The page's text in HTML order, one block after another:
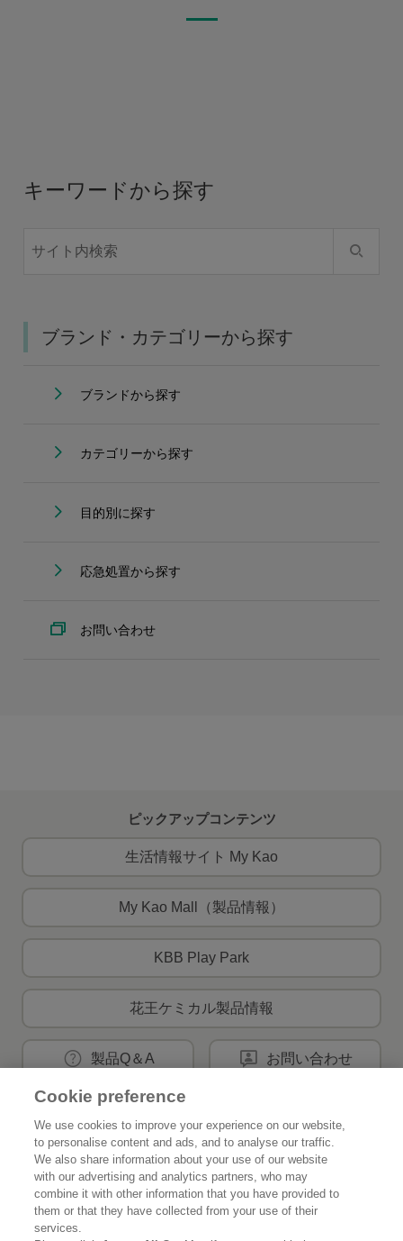
キーワードから探す
ブランド・カテゴリーから探す
ブランドから探す
カテゴリーから探す
目的別に探す
応急処置から探す
お問い合わせ
ピックアップコンテンツ
生活情報サイト My Kao
My Kao Mall（製品情報）
KBB Play Park
花王ケミカル製品情報
製品Q＆A お問い合わせ
花王公式SNSアカウント
Cookie preference
We use cookies to improve your experience on our website,
to personalise content and ads, and to analyse our traffic.
We also share information about your use of our website
with our advertising and analytics partners, who may
combine it with other information that you have provided to
them or that they have collected from your use of their
services.